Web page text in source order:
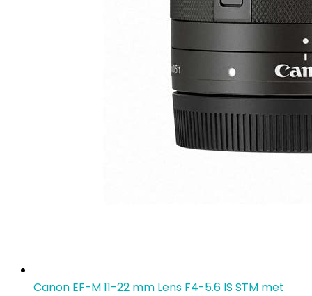
Canon EF-M 11-22 mm Lens F4-5.6 IS STM met